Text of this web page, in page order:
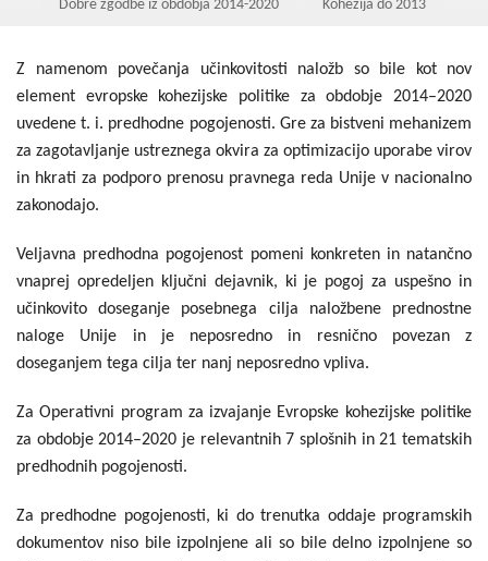
Dobre zgodbe iz obdobja 2014-2020 Kohezija do 2013
Z namenom povečanja učinkovitosti naložb so bile kot nov
element evropske kohezijske politike za obdobje 2014–2020
uvedene t. i. predhodne pogojenosti. Gre za bistveni mehanizem
za zagotavljanje ustreznega okvira za optimizacijo uporabe virov
in hkrati za podporo prenosu pravnega reda Unije v nacionalno
zakonodajo.
Veljavna predhodna pogojenost pomeni konkreten in natančno
vnaprej opredeljen ključni dejavnik, ki je pogoj za uspešno in
učinkovito doseganje posebnega cilja naložbene prednostne
naloge Unije in je neposredno in resnično povezan z
doseganjem tega cilja ter nanj neposredno vpliva.
Za Operativni program za izvajanje Evropske kohezijske politike
za obdobje 2014–2020 je relevantnih 7 splošnih in 21 tematskih
predhodnih pogojenosti.
Za predhodne pogojenosti, ki do trenutka oddaje programskih
dokumentov niso bile izpolnjene ali so bile delno izpolnjene so